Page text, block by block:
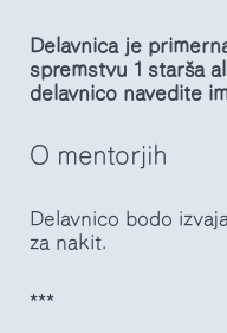
Delavnica je
spremstvu 1 starša
delavnico navedite
O mentorjih
Delavnico bodo
za nakit.
***